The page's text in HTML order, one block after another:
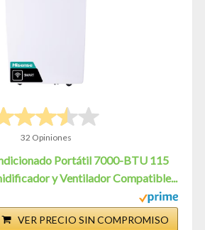
32 Opiniones
Portátil 7000-BTU 115
y Ventilador Compatible...
VER PRECIO SIN COMPROMISO